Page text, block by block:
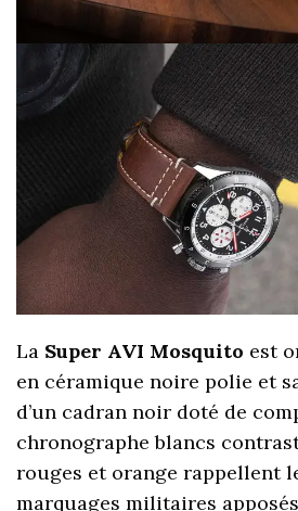
La Super AVI Mosquito est
en céramique noire polie et
d’un cadran noir doté de
chronographe blancs
rouges et orange rappellent
marquages militaires